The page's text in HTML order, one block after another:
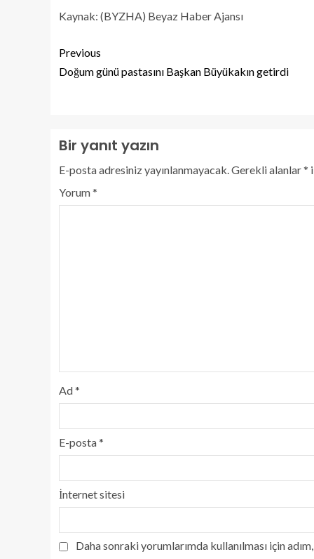
Kaynak: (BYZHA) Beyaz Haber Ajansı
Previous
Doğum günü pastasını Başkan Büyükakın getirdi
Bir yanıt yazın
E-posta adresiniz yayınlanmayacak.Gerekli alanlar*
Yorum*
Ad*
E-posta*
İnternet sitesi
Daha sonraki yorumlarımda kullanılması için